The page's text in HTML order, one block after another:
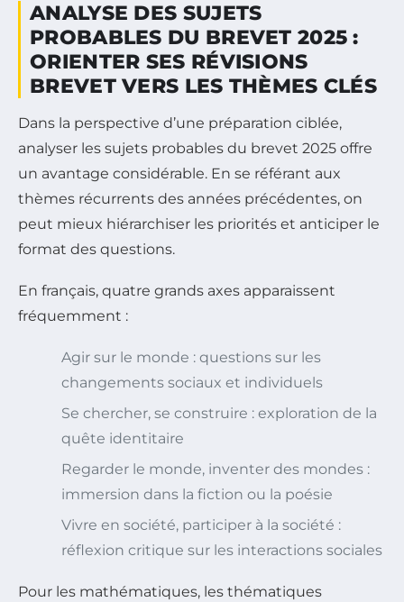
ANALYSE DES SUJETS
PROBABLES DU BREVET 2025 :
ORIENTER SES RÉVISIONS
BREVET VERS LES THÈMES CLÉS
Dans la perspective d’une préparation ciblée,
analyser les sujets probables du brevet 2025 offre
un avantage considérable. En se référant aux
thèmes récurrents des années précédentes, on
peut mieux hiérarchiser les priorités et anticiper le
format des questions.
En français, quatre grands axes apparaissent
fréquemment :
Agir sur le monde : questions sur les
changements sociaux et individuels
Se chercher, se construire : exploration de la
quête identitaire
Regarder le monde, inventer des mondes :
immersion dans la fiction ou la poésie
Vivre en société, participer à la société :
réflexion critique sur les interactions sociales
Pour les mathématiques, les thématiques